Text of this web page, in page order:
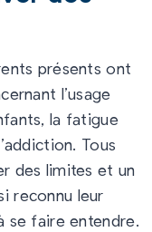
présents ont
l’usage
la fatigue
Tous
des limites et un
reconnu leur
se faire entendre.